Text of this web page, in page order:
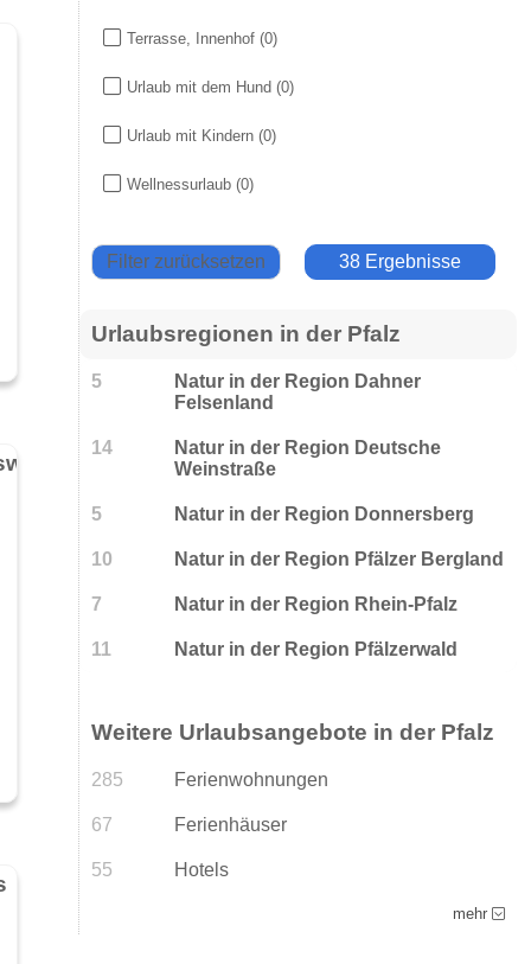
Terrasse, Innenhof (0)
Urlaub mit dem Hund (0)
Urlaub mit Kindern (0)
Wellnessurlaub (0)
Filter zurücksetzen 38 Ergebnisse
Urlaubsregionen in der Pfalz
5
Natur in der Region Dahner
Felsenland
14
Natur in der Region Deutsche
Weinstraße
5 Natur in der Region Donnersberg
10 Natur in der Region Pfälzer Bergland
7 Natur in der Region Rhein-Pfalz
11 Natur in der Region Pfälzerwald
Weitere Urlaubsangebote in der Pfalz
285 Ferienwohnungen
67 Ferienhäuser
55 Hotels
mehr